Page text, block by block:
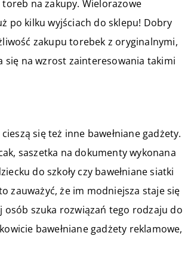
na zakupy. Wielorazowe
po kilku wyjściach do sklepu! Dobry
zakupu torebek z oryginalnymi,
się na wzrost zainteresowania takimi
się też inne bawełniane gadżety.
saszetka na dokumenty wykonana
do szkoły czy bawełniane siatki
zauważyć, że im modniejsza staje się
osób szuka rozwiązań tego rodzaju do
bawełniane gadżety reklamowe,